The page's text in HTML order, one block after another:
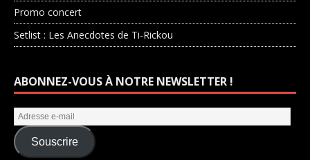
Promo concert
Setlist : Les Anecdotes de Ti-Rickou
ABONNEZ-VOUS À NOTRE NEWSLETTER !
Souscrire